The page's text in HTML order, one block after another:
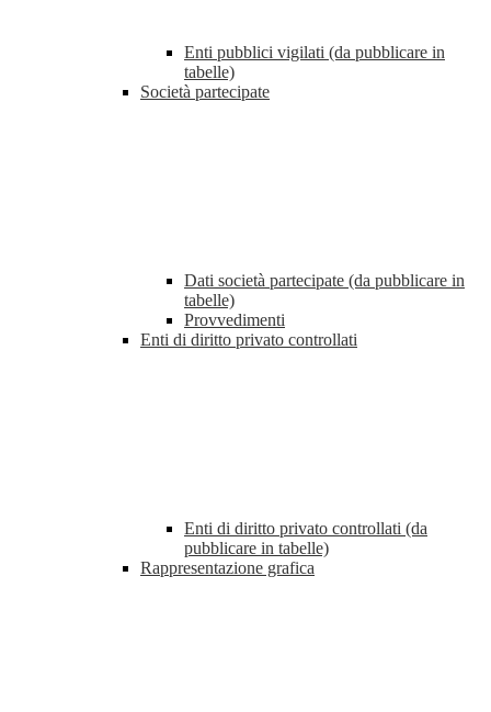
Enti pubblici vigilati (da pubblicare in
tabelle)
Società partecipate
Dati società partecipate (da pubblicare in
tabelle)
Provvedimenti
Enti di diritto privato controllati
Enti di diritto privato controllati (da
pubblicare in tabelle)
Rappresentazione grafica